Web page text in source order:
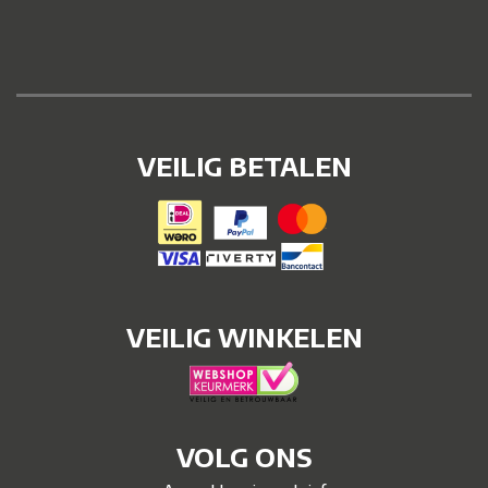
VEILIG BETALEN
VEILIG WINKELEN
VOLG ONS